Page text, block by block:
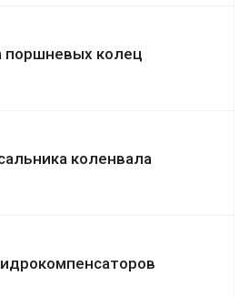
поршневых колец
коленвала